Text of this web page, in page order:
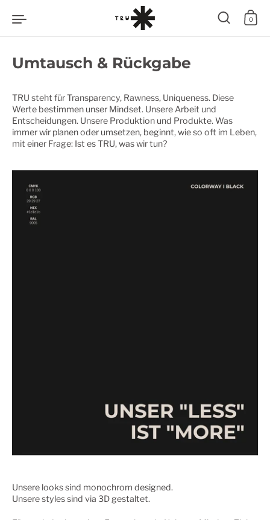
0
Umtausch & Rückgabe
TRU steht für Transparency, Rawness, Uniqueness. Diese
Werte bestimmen unser Mindset. Unsere Arbeit und
Entscheidungen. Unsere Produktion und Produkte. Was
immer wir planen oder umsetzen, beginnt, wie so oft im Leben,
mit einer Frage: Ist es TRU, was wir tun?
Unsere looks sind monochrom designed.
Unsere styles sind via 3D gestaltet.